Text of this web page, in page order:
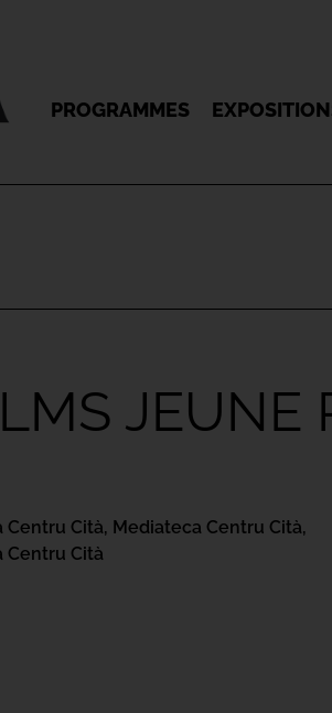
PROGRAMMES
JEUNE
Centru Cità, Mediateca Centru Cità,
Centru Cità